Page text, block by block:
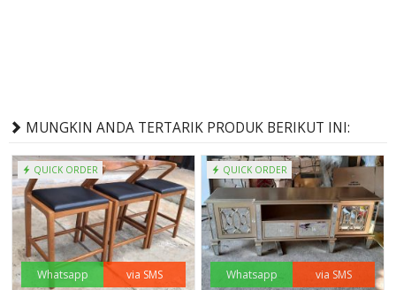
MUNGKIN ANDA TERTARIK PRODUK BERIKUT INI:
QUICK ORDER
Whatsapp via SMS
QUICK ORDER
Whatsapp via SMS